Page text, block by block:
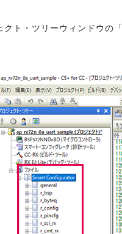
クト・ツリーウィンドウ